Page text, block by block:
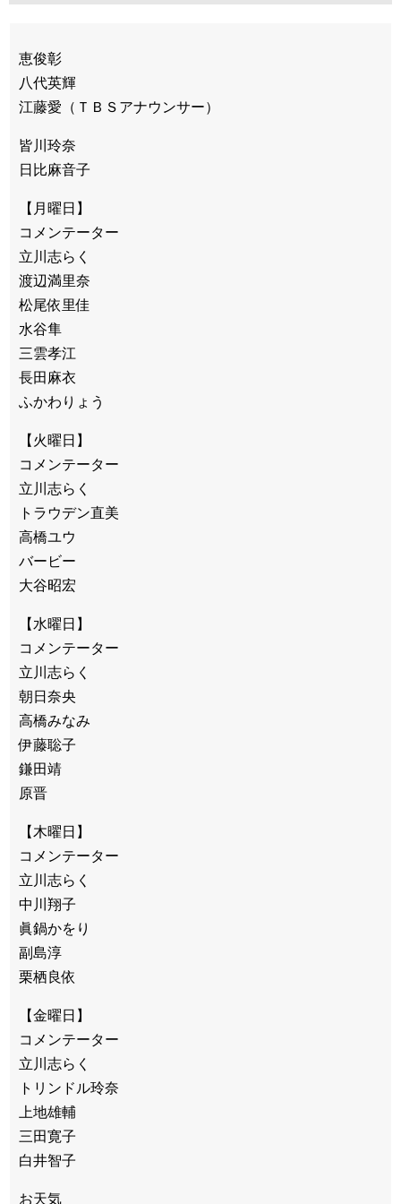
恵俊彰
八代英輝
江藤愛（ＴＢＳアナウンサー）
皆川玲奈
日比麻音子
【月曜日】
コメンテーター
立川志らく
渡辺満里奈
松尾依里佳
水谷隼
三雲孝江
長田麻衣
ふかわりょう
【火曜日】
コメンテーター
立川志らく
トラウデン直美
高橋ユウ
バービー
大谷昭宏
【水曜日】
コメンテーター
立川志らく
朝日奈央
高橋みなみ
伊藤聡子
鎌田靖
原晋
【木曜日】
コメンテーター
立川志らく
中川翔子
眞鍋かをり
副島淳
栗栖良依
【金曜日】
コメンテーター
立川志らく
トリンドル玲奈
上地雄輔
三田寛子
白井智子
お天気